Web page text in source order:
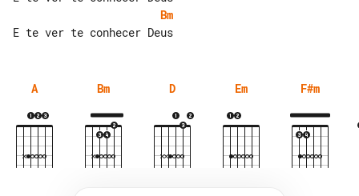
Bm
A Bm D Em F#m